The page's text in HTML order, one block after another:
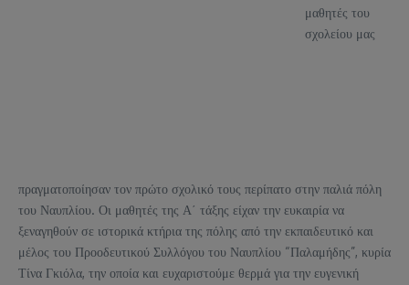
μαθητές του
σχολείου μας
πραγματοποίησαν τον πρώτο σχολικό τους περίπατο στην παλιά πόλη
του Ναυπλίου. Οι μαθητές της Α΄ τάξης είχαν την ευκαιρία να
ξεναγηθούν σε ιστορικά κτήρια της πόλης από την εκπαιδευτικό και
μέλος του Προοδευτικού Συλλόγου του Ναυπλίου “Παλαμήδης”, κυρία
Τίνα Γκιόλα, την οποία και ευχαριστούμε θερμά για την ευγενική